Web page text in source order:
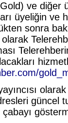
ve diğer
üyeliğin
sonra
güncel